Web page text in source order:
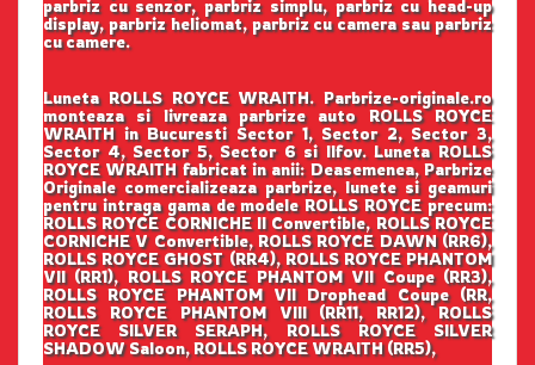
parbriz cu senzor, parbriz simplu, parbriz cu head-up
display, parbriz heliomat, parbriz cu camera sau parbriz
cu camere.
Luneta ROLLS ROYCE WRAITH. Parbrize-originale.ro
monteaza si livreaza parbrize auto ROLLS ROYCE
WRAITH in Bucuresti Sector 1, Sector 2, Sector 3,
Sector 4, Sector 5, Sector 6 si Ilfov. Luneta ROLLS
ROYCE WRAITH fabricat in anii: Deasemenea, Parbrize
Originale comercializeaza parbrize, lunete si geamuri
pentru intraga gama de modele ROLLS ROYCE precum:
ROLLS ROYCE CORNICHE II Convertible, ROLLS ROYCE
CORNICHE V Convertible, ROLLS ROYCE DAWN (RR6),
ROLLS ROYCE GHOST (RR4), ROLLS ROYCE PHANTOM
VII (RR1), ROLLS ROYCE PHANTOM VII Coupe (RR3),
ROLLS ROYCE PHANTOM VII Drophead Coupe (RR,
ROLLS ROYCE PHANTOM VIII (RR11, RR12), ROLLS
ROYCE SILVER SERAPH, ROLLS ROYCE SILVER
SHADOW Saloon, ROLLS ROYCE WRAITH (RR5),